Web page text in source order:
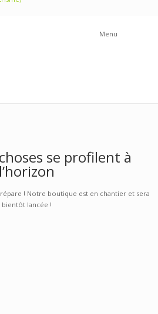
animaux non humains et la